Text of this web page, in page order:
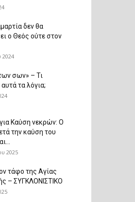
δεν θα
ο Θεός ούτε στον
2024
σων» – Τι
τα λόγια;
Καύση νεκρών: Ο
την καύση του
2025
τάφο της Αγίας
– ΣΥΓΚΛΟΝΙΣΤΙΚΟ